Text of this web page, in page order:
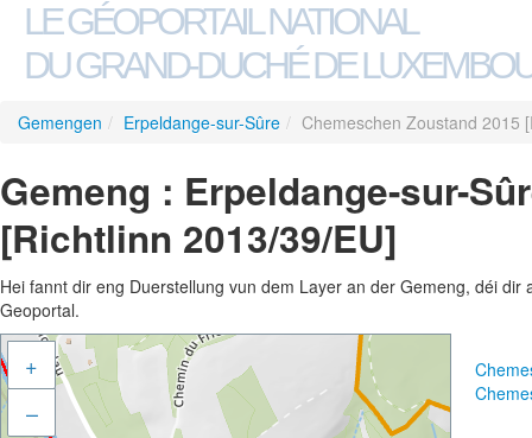
LE GÉOPORTAIL NATIONAL
DU GRAND-DUCHÉ DE
Gemengen / Erpeldange-sur-Sûre / Chemeschen Zoustand 2015
Gemeng : Erpeldange-sur-
[Richtlinn 2013/39/EU]
Hei fannt dir eng Duerstellung vun dem Layer an der Gemeng, déi
Geoportal.
+
–